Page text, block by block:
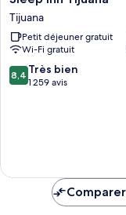
Inn
Tijuana
Tijuana
Tijuana
Petit déjeuner gratuit
Wi-Fi gratuit
8.4
sur
8,4 Très bien
1 259 avis